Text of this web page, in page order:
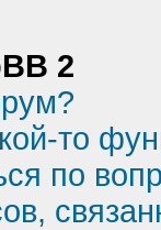
2
то
по